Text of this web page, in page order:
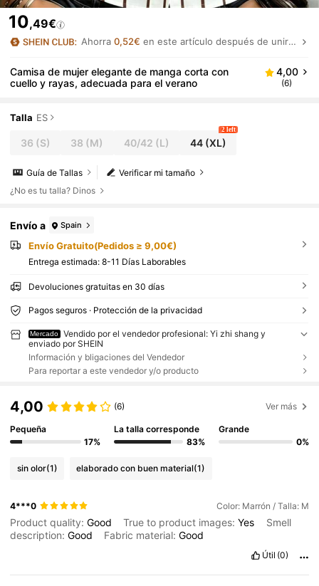
10,49€
Ahorra 0,52€ en este artículo después de unirte.
Camisa de mujer elegante de manga corta con
cuello y rayas, adecuada para el verano
4,00
(6)
Talla ES
36 (S) 38 (M) 40/42 (L) 44(XL)
2 left
Verificar mi tamaño
Guía de Tallas
¿No es tu talla? Dinos
Envío a Spain
Envío Gratuito(Pedidos ≥ 9,00€)
Entrega estimada: 8-11 Días Laborables
Devoluciones gratuitas en 30 días
Pagos seguros · Protección de la privacidad
Mercado
Vendido por el vendedor profesional: Yi zhi shang y
enviado por SHEIN
Información y bligaciones del Vendedor
Para reportar a este vendedor y/o producto
4,00 (6) Ver más
Pequeña
17%
La talla corresponde
83%
Grande
0%
sin olor(1) elaborado con buen material(1)
4***0 Color: Marrón / Talla: M
Product quality:Good True to product images:Yes
Smell
description:Good Fabric material:Good
Útil (0)